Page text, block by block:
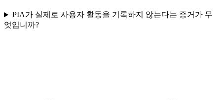
PIA가 실제로 사용자 활동을 기록하지 않는다는 증거가 무
엇입니까?